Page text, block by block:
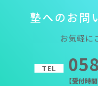
塾への お問
お気軽に
TEL
【受付時